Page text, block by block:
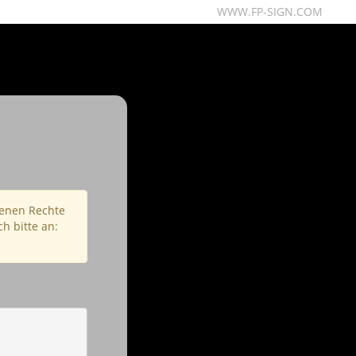
WWW.FP-SIGN.COM
Rechte
bitte an: